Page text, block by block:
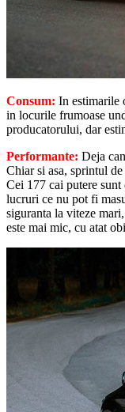
Consum: In estimarile
in locurile frumoase
producatorului, dar
Performante: Deja
Chiar si asa, sprintul
Cei 177 cai putere
lucruri ce nu pot fi
siguranta la viteze
este mai mic, cu atat